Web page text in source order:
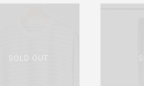
SOLD OUT